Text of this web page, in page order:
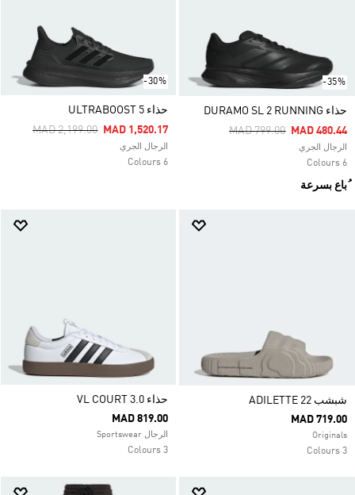
-35%
حذاء DURAMO SL 2 RUNNING
Price Reduced From
MAD 799.00ToMAD 480.44
الرجال الجري
6 Colours
ُباع بسرعة
-30%
حذاء ULTRABOOST 5
Price Reduced From
MAD 2,199.00ToMAD 1,520.17
الرجال الجري
6 Colours
شبشب ADILETTE 22
MAD 719.00
Originals
3 Colours
حذاء VL COURT 3.0
MAD 819.00
الرجال Sportswear
3 Colours